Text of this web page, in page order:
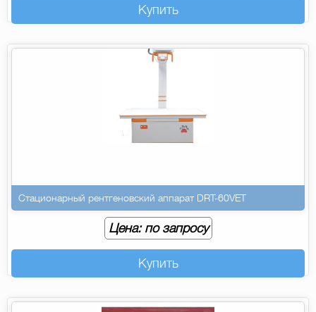
Купить
Стационарный рентгеновский аппарат DRT-60VET
Цена: по запросу
Купить